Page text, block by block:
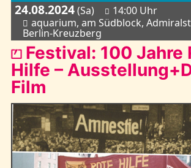
24.08.2024(Sa)
14:00 Uhr
aquarium, am Südblock,
Berlin-Kreuzberg
⏍ Festival: 100 Jahre
Hilfe –
Film